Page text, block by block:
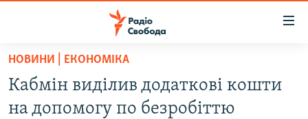
Перейти
основного
матеріалу
РАДІО СВОБОДА – 70 РОКІВ
НОВИНИ | ЕКОНОМІКА
Кабмін виділив додаткові кошти
на допомогу по безробіттю